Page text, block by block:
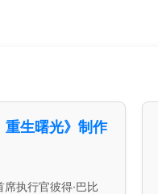
重生曙光》制作
执行官彼得·巴比